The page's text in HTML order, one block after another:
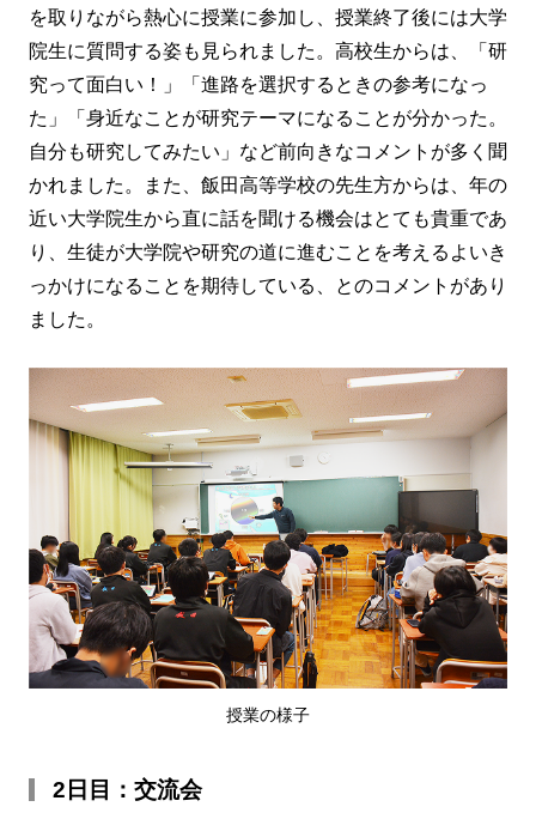
を取りながら熱心に授業に参加し、授業終了後には大学
院生に質問する姿も見られました。高校生からは、「研
究って面白い！」「進路を選択するときの参考になっ
た」「身近なことが研究テーマになることが分かった。
自分も研究してみたい」など前向きなコメントが多く聞
かれました。また、飯田高等学校の先生方からは、年の
近い大学院生から直に話を聞ける機会はとても貴重であ
り、生徒が大学院や研究の道に進むことを考えるよいき
っかけになることを期待している、とのコメントがあり
ました。
授業の様子
2日目：交流会